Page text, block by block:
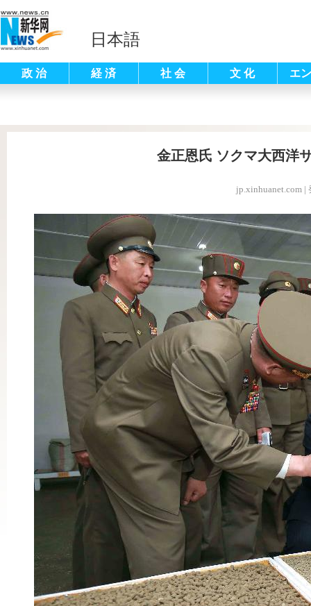
日本語
政 治 経 済 社 会 文 化 エ
金正恩氏 ソクマ大西洋
jp.xinhuanet.com |